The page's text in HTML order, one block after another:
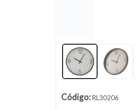
Código:RL30206